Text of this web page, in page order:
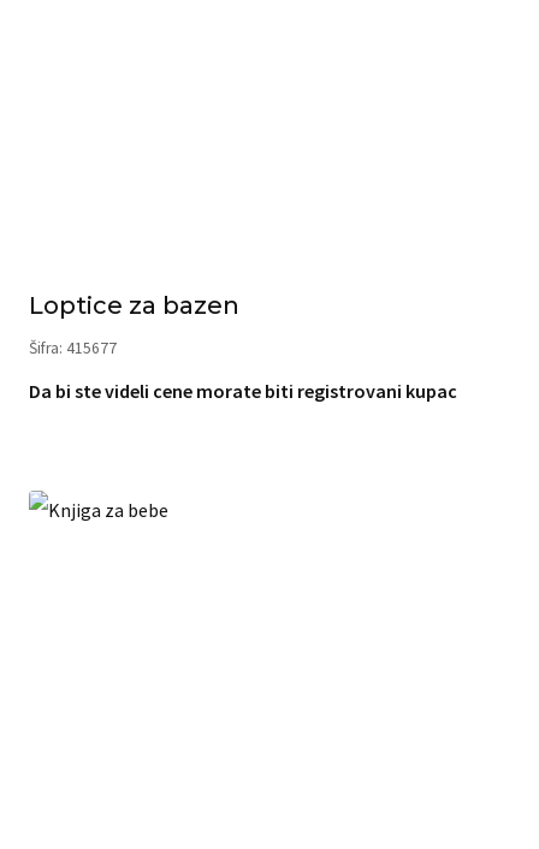
Loptice za bazen
Šifra: 415677
Da bi ste videli cene morate biti registrovani kupac